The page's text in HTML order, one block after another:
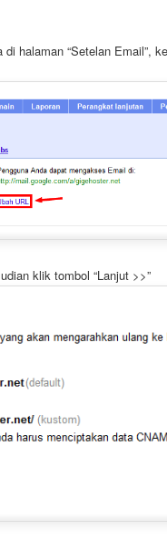
halaman “Setelan Email”,
klik tombol “Lanjut >>”